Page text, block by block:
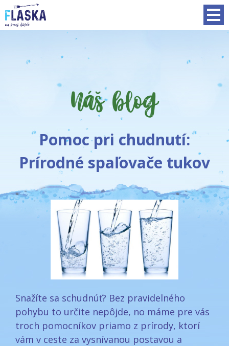
Náš blog
Pomoc pri chudnutí:
Prírodné spaľovače tukov
Snažíte sa schudnúť? Bez pravidelného
pohybu to určite nepôjde, no máme pre vás
troch pomocníkov priamo z prírody, ktorí
vám v ceste za vysnívanou postavou a